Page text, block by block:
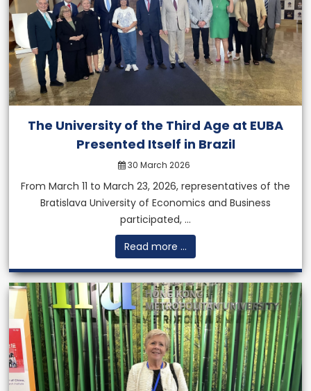
MBA degree from a
recognized university
Competitive advantage over
their colleagues
More info
The University of the Third Age at EUBA
Presented Itself in Brazil
30 March 2026
From March 11 to March 23, 2026, representatives of the
Bratislava University of Economics and Business
participated, ...
Read more ...